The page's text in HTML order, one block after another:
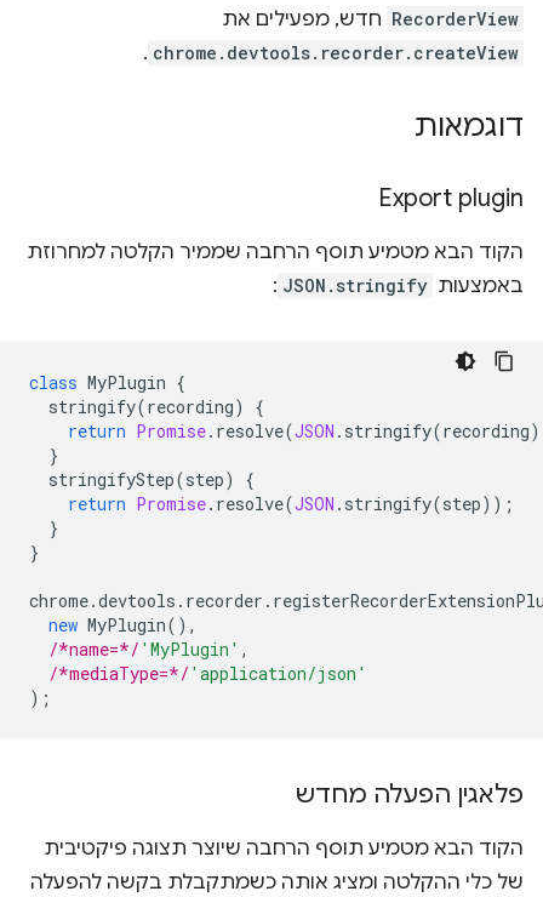
RecorderView חדש, מפעילים את
chrome.devtools.recorder.createView
.
דוגמאות
Export plugin
הקוד הבא מטמיע תוסף הרחבה שממיר הקלטה למחרוזת
באמצעות JSON.stringify
:
class MyPlugin {
stringify(recording)
{
return Promise. resolve(JSON . stringify(recording
}
stringifyStep(step)
{
return Promise. resolve(JSON . stringify(step));
}
}
chrome.devtools . recorder .
new MyPlugin(),
/*name=*/ 'MyPlugin' ,
/*mediaType=*/ 'application/json'
);
פלאגין הפעלה מחדש
הקוד הבא מטמיע תוסף הרחבה שיוצר תצוגה פיקטיבית
של כלי ההקלטה ומציג אותה כשמתקבלת בקשה להפעלה